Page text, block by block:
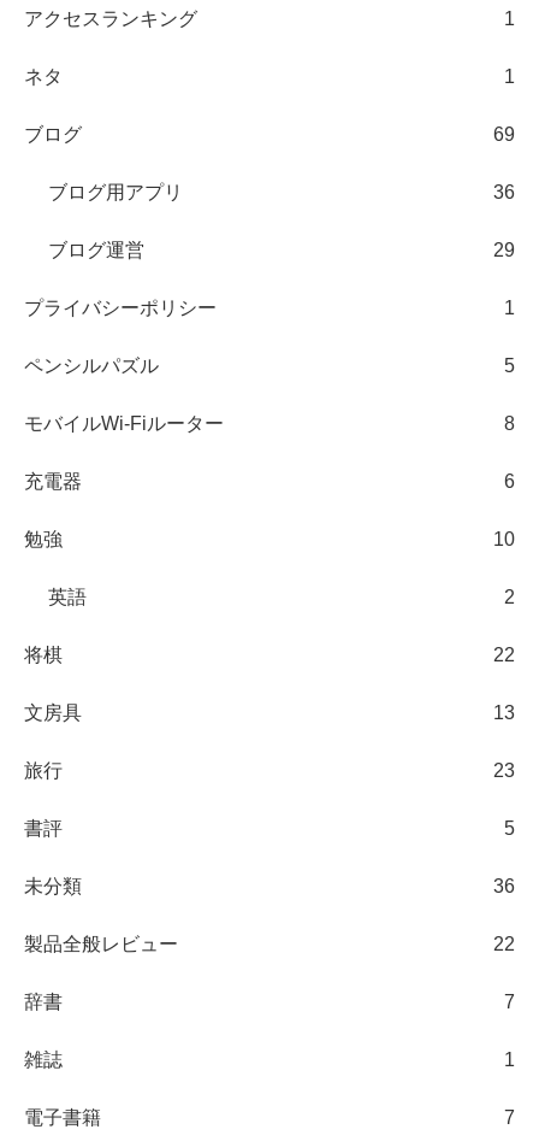
アクセスランキング 1
ネタ 1
ブログ 69
ブログ用アプリ 36
ブログ運営 29
プライバシーポリシー 1
ペンシルパズル 5
モバイルWi-Fiルーター 8
充電器 6
勉強 10
英語 2
将棋 22
文房具 13
旅行 23
書評 5
未分類 36
製品全般レビュー 22
辞書 7
雑誌 1
電子書籍 7